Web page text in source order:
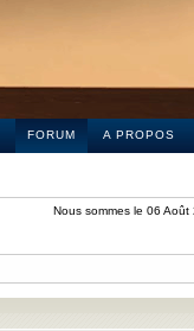
FORUM A PROPOS
Nous sommes le 06